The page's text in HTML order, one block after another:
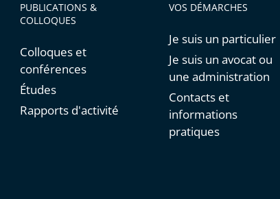
PUBLICATIONS &
COLLOQUES
Colloques et
conférences
Études
Rapports d'activité
VOS DÉMARCHES
Je suis un particulier
Je suis un avocat ou
une administration
Contacts et
informations
pratiques